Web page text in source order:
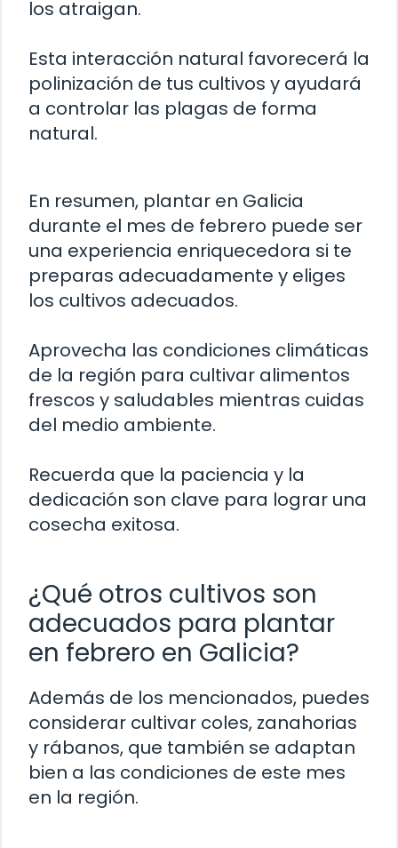
los atraigan.
Esta interacción natural favorecerá la
polinización de tus cultivos y ayudará
a controlar las plagas de forma
natural.
En resumen, plantar en Galicia
durante el mes de febrero puede ser
una experiencia enriquecedora si te
preparas adecuadamente y eliges
los cultivos adecuados.
Aprovecha las condiciones climáticas
de la región para cultivar alimentos
frescos y saludables mientras cuidas
del medio ambiente.
Recuerda que la paciencia y la
dedicación son clave para lograr una
cosecha exitosa.
¿Qué otros cultivos son
adecuados para plantar
en febrero en Galicia?
Además de los mencionados, puedes
considerar cultivar coles, zanahorias
y rábanos, que también se adaptan
bien a las condiciones de este mes
en la región.